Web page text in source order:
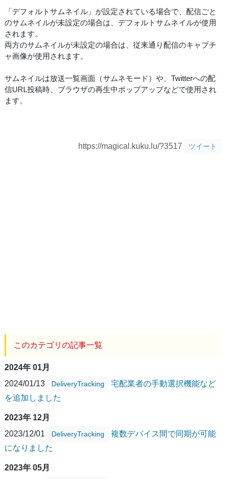
「デフォルトサムネイル」が設定されている場合で、配信ごと
のサムネイルが未設定の場合は、デフォルトサムネイルが使用
されます。
両方のサムネイルが未設定の場合は、従来通り配信のキャプチ
ャ画像が使用されます。
サムネイルは放送一覧画面（サムネモード）や、Twitterへの配
信URL投稿時、ブラウザの再生中ポップアップなどで使用され
ます。
https://magical.kuku.lu/?3517 ツイート
このカテゴリの記事一覧
2024年 01月
2024/01/13
DeliveryTracking
宅配業者の手動選択機能など
を追加しました
2023年 12月
2023/12/01
DeliveryTracking
複数デバイス間で同期が可能
になりました
2023年 05月